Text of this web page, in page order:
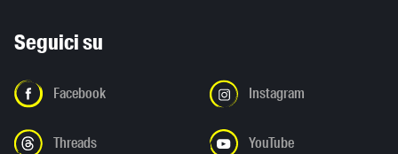
Seguici su
Facebook Instagram
Threads YouTube